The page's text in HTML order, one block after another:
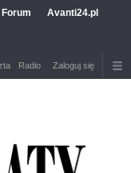
Forum Avanti24.pl
Radio Zaloguj się